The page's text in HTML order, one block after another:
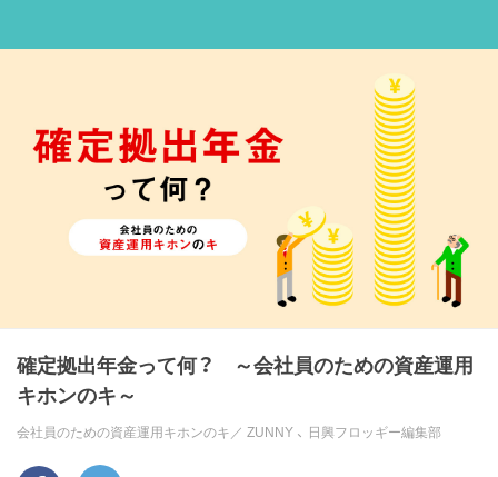
確定拠出年金って何？ ～会社員のための資産運用
キホンのキ～
会社員のための資産運用キホンのキ／ ZUNNY 、 日興フロッギー編集部